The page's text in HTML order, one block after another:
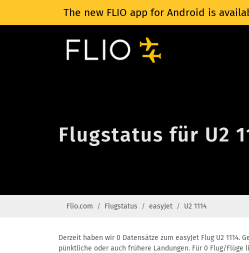
The new FLIO app for Android is
Flugstatus für U2
Flio.com Flugstatus easyJet U2 1114
Derzeit haben wir 0 Datensätze zum easyJet Flug U2
pünktliche oder auch frühere Landungen. Für 0 Flug/